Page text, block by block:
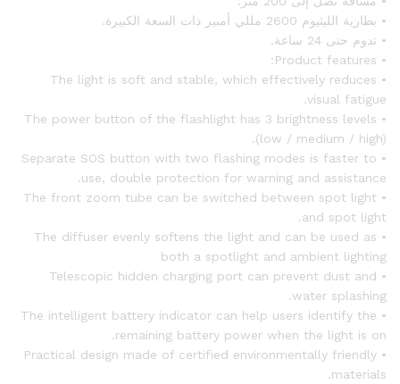
• بطارية الليثيوم 2600 مللي أمبير ذات السعة الكبيرة.
• تدوم حتى 24 ساعة.
• Product features:
• The light is soft and stable, which effectively reduces
visual fatigue.
• The power button of the flashlight has 3 brightness levels
(low / medium / high).
• Separate SOS button with two flashing modes is faster to
use, double protection for warning and assistance.
• The front zoom tube can be switched between spot light
and spot light.
• The diffuser evenly softens the light and can be used as
both a spotlight and ambient lighting
• Telescopic hidden charging port can prevent dust and
water splashing.
• The intelligent battery indicator can help users identify the
remaining battery power when the light is on.
• Practical design made of certified environmentally friendly
materials.